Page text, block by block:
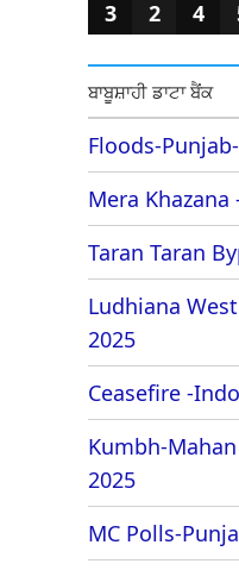
3 2 4
ਬਾਬੂਸ਼ਾਹੀ ਡਾਟਾ ਬੈਂਕ
Floods-
Mera Khazana
Taran Taran
Ludhiana
2025
Ceasefire -
Kumbh-
2025
MC Polls-